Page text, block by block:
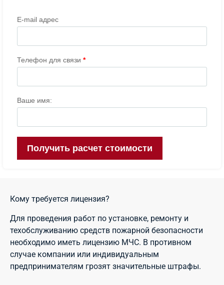
Кому требуется лицензия?
Для проведения работ по установке, ремонту и
техобслуживанию средств пожарной безопасности
необходимо иметь лицензию МЧС. В противном
случае компании или индивидуальным
предпринимателям грозят значительные штрафы.